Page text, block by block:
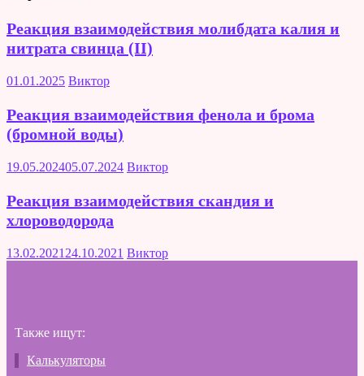
Реакция взаимодействия молибдата калия и
нитрата свинца (II)
01.01.2025 Виктор
Реакция взаимодействия фенола и брома
(бромной воды)
19.05.202405.07.2024 Виктор
Реакция взаимодействия скандия и
хлороводорода
13.02.2021 24.10.2021 Виктор
Также ищут:
Калькуляторы